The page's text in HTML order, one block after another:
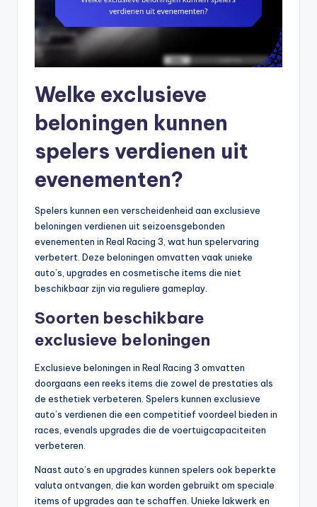
Welke exclusieve
beloningen kunnen
spelers verdienen uit
evenementen?
Spelers kunnen een verscheidenheid aan exclusieve
beloningen verdienen uit seizoensgebonden
evenementen in Real Racing 3, wat hun spelervaring
verbetert. Deze beloningen omvatten vaak unieke
auto’s, upgrades en cosmetische items die niet
beschikbaar zijn via reguliere gameplay.
Soorten beschikbare
exclusieve beloningen
Exclusieve beloningen in Real Racing 3 omvatten
doorgaans een reeks items die zowel de prestaties als
de esthetiek verbeteren. Spelers kunnen exclusieve
auto’s verdienen die een competitief voordeel bieden in
races, evenals upgrades die de voertuigcapaciteiten
verbeteren.
Naast auto’s en upgrades kunnen spelers ook beperkte
valuta ontvangen, die kan worden gebruikt om speciale
items of upgrades aan te schaffen. Unieke lakwerk en